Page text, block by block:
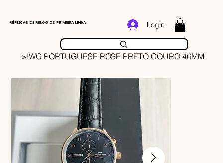
RÉPLICAS DE RELÓGIOS PRIMEIRA LINHA Login
>IWC PORTUGUESE ROSE PRETO COURO 46MM